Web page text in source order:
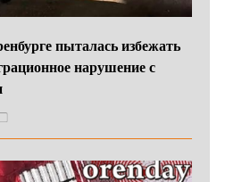
пыталась избежать
нарушение с